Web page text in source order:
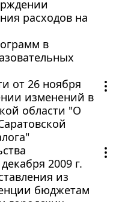
расходов на
в
от 26 ноября
изменений в
области "О
2009 г.
из
бюджетам